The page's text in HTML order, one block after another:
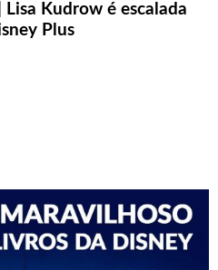
Kudrow é escalada
Plus